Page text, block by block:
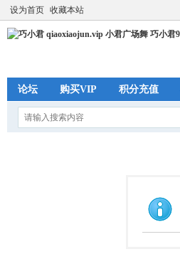
设为首页 收藏本站
论坛 购买VIP 积分充值